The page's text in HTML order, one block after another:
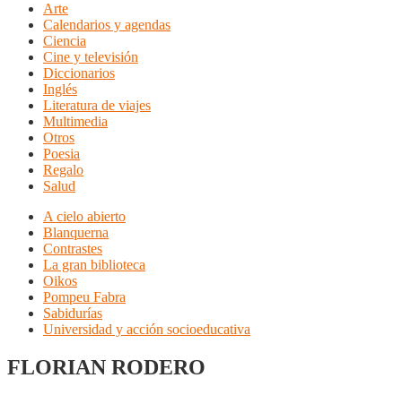
Arte
Calendarios y agendas
Ciencia
Cine y televisión
Diccionarios
Inglés
Literatura de viajes
Multimedia
Otros
Poesia
Regalo
Salud
A cielo abierto
Blanquerna
Contrastes
La gran biblioteca
Oikos
Pompeu Fabra
Sabidurías
Universidad y acción socioeducativa
FLORIAN RODERO